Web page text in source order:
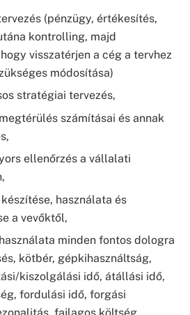
(pénzügy, értékesítés,
kontrolling, majd
visszatérjen a cég a tervhez
módosítása)
stratégiai tervezés,
számításai és annak
ellenőrzés a vállalati
használata és
a vevőktől,
minden fontos dologra
kötbér, gépkihasználtság,
kiszolgálási idő, átállási idő,
fordulási idő, forgási